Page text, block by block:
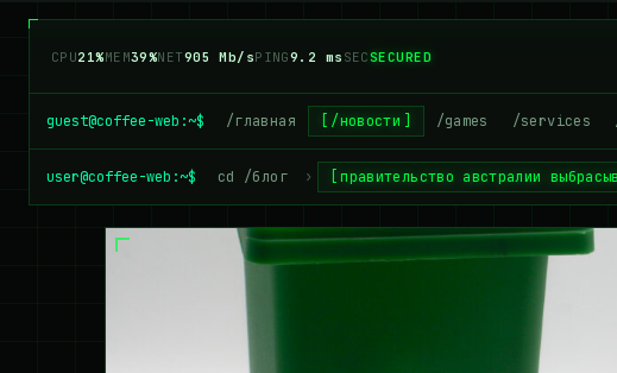
CPU28%MEM39%NET932 Mb/sPING9.2 ms SECSECURED
guest@coffee-web:~$ /главная /новости /games /services
user@coffee-web:~$ cd /блог › правительство австралии